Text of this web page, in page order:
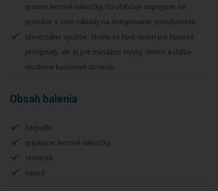
priamo lemové nákružky, čo uľahčuje napojenie na
potrubie a šetrí náklady na dokupovanie príslušenstva.
Univerzálne využitie: Skvele sa hodí nielen pre klasické
protiprúdy, ale aj pre masážne trysky, chrliče a ďalšie
moderné bazénové atrakcie.
Obsah balenia
čerpadlo
pripájacie lemové nákružky
tesnenia
návod